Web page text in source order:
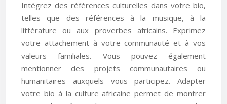
Intégrez des références culturelles dans votre bio,
telles que des références à la musique, à la
littérature ou aux proverbes africains. Exprimez
votre attachement à votre communauté et à vos
valeurs familiales. Vous pouvez également
mentionner des projets communautaires ou
humanitaires auxquels vous participez. Adapter
votre bio à la culture africaine permet de montrer